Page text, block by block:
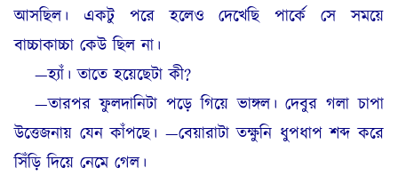
আসছিল। একটু পরে হলেও দেখেছি পার্কে সে সময়ে
বাচ্চাকাচ্চা কেউ ছিল না।
—হ্যাঁ। তাতে হয়েছেটা কী?
—তারপর ফুলদানিটা পড়ে গিয়ে ভাঙ্গল। দেবুর গলা চাপা
উত্তেজনায় যেন কাঁপছে। —বেয়ারাটা তক্ষুনি ধুপধাপ শব্দ করে
সিঁড়ি দিয়ে নেমে গেল।